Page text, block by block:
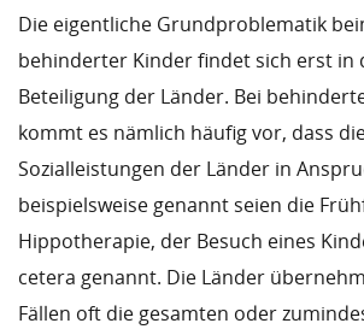
Die eigentliche Grundproblematik
behinderter Kinder findet sich erst in
Beteiligung der Länder. Bei
kommt es nämlich häufig vor, dass
Sozialleistungen der Länder in
beispielsweise genannt seien die
Hippotherapie, der Besuch eines
cetera genannt. Die Länder
Fällen oft die gesamten oder